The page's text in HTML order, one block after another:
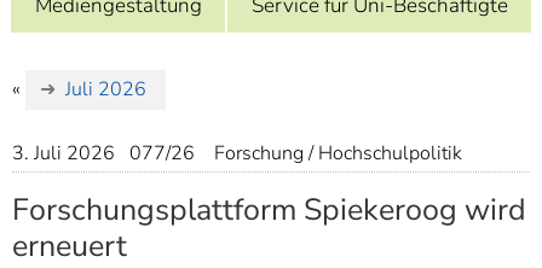
7]
Informationen zur
« Juli 2026
3. Juli 2026 077/26 Forschung / Hochschulpolitik
Forschungsplattform Spiekeroog wird
erneuert